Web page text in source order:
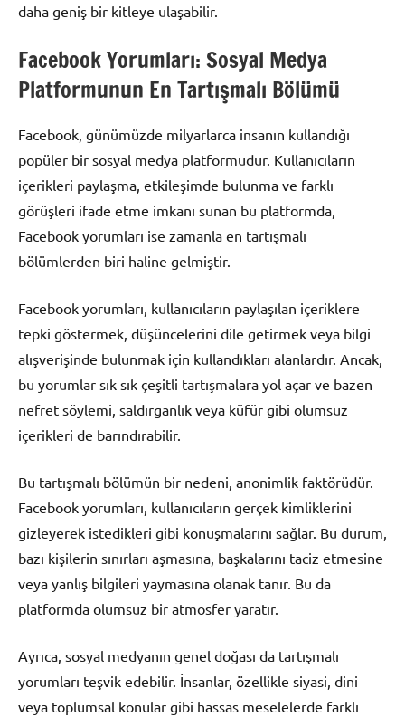
daha geniş bir kitleye ulaşabilir.
Facebook Yorumları: Sosyal Medya
Platformunun En Tartışmalı Bölümü
Facebook, günümüzde milyarlarca insanın kullandığı
popüler bir sosyal medya platformudur. Kullanıcıların
içerikleri paylaşma, etkileşimde bulunma ve farklı
görüşleri ifade etme imkanı sunan bu platformda,
Facebook yorumları ise zamanla en tartışmalı
bölümlerden biri haline gelmiştir.
Facebook yorumları, kullanıcıların paylaşılan içeriklere
tepki göstermek, düşüncelerini dile getirmek veya bilgi
alışverişinde bulunmak için kullandıkları alanlardır. Ancak,
bu yorumlar sık sık çeşitli tartışmalara yol açar ve bazen
nefret söylemi, saldırganlık veya küfür gibi olumsuz
içerikleri de barındırabilir.
Bu tartışmalı bölümün bir nedeni, anonimlik faktörüdür.
Facebook yorumları, kullanıcıların gerçek kimliklerini
gizleyerek istedikleri gibi konuşmalarını sağlar. Bu durum,
bazı kişilerin sınırları aşmasına, başkalarını taciz etmesine
veya yanlış bilgileri yaymasına olanak tanır. Bu da
platformda olumsuz bir atmosfer yaratır.
Ayrıca, sosyal medyanın genel doğası da tartışmalı
yorumları teşvik edebilir. İnsanlar, özellikle siyasi, dini
veya toplumsal konular gibi hassas meselelerde farklı